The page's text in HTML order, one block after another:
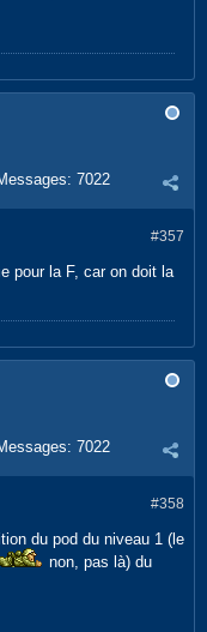
7022
#357
pour la F, car on doit la
7022
#358
du pod du niveau 1 (le
non, pas là) du